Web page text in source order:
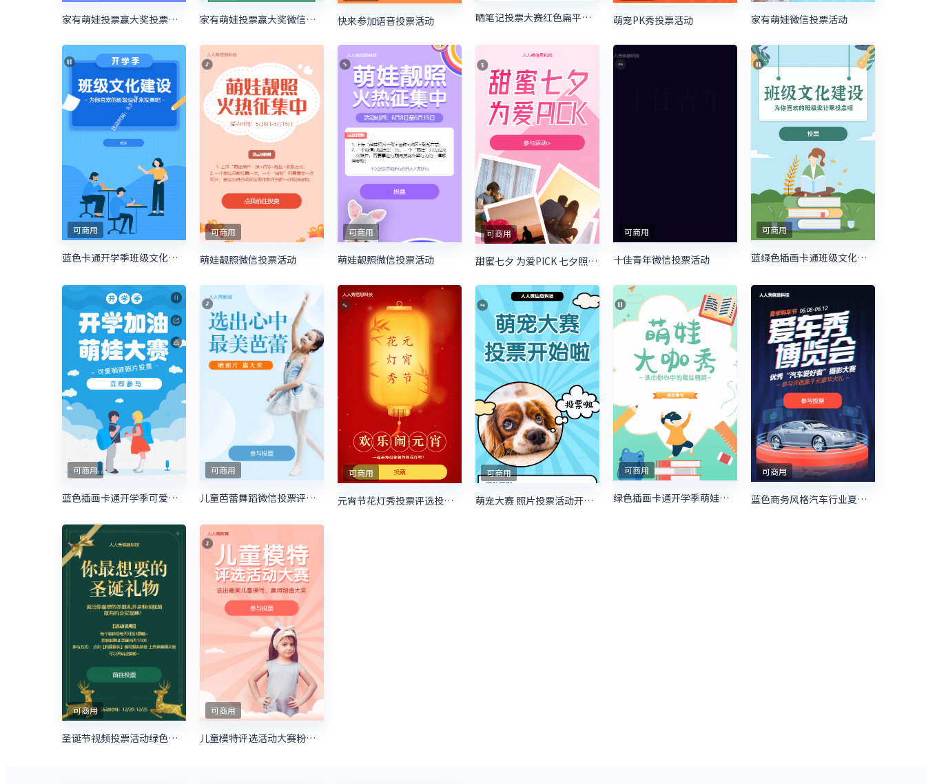
家有萌娃投票赢大奖投票活动 家有萌娃投票赢大奖微信投票活动 快来参加语音投票活动 晒笔记投票大赛红色扁平卡通风格微信投票活动 萌宠PK秀投票活动 家有萌娃微信投票活动
可商用
蓝色卡通开学季班级文化建设投票
可商用
萌娃靓照微信投票活动
可商用
萌娃靓照微信投票活动
可商用
甜蜜七夕 为爱PICK 七夕照片投票活动
可商用
十佳青年微信投票活动
可商用
蓝绿色插画卡通班级文化建设照片投票模板
可商用
蓝色插画卡通开学季可爱萌娃照片投票
可商用
儿童芭蕾舞蹈微信投票评选活动
可商用
元宵节花灯秀投票评选投票活动
可商用
萌宠大赛 照片投票活动开始啦
可商用
绿色插画卡通开学季萌娃大咖秀照片投票
可商用
蓝色商务风格汽车行业夏季购物节照片投票活动
可商用
圣诞节视频投票活动绿色简约风格投票活动
可商用
儿童模特评选活动大赛粉色清新微信投票活动